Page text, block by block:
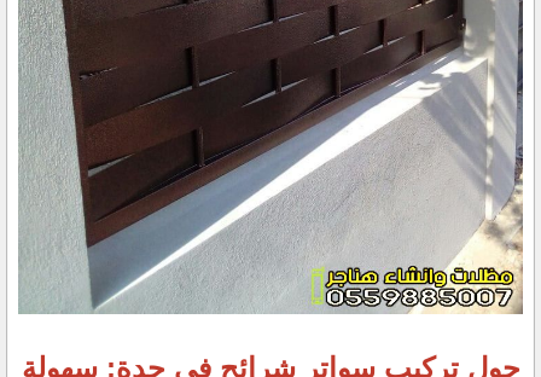
حول تركيب سواتر شرائح في جدة: سهولة